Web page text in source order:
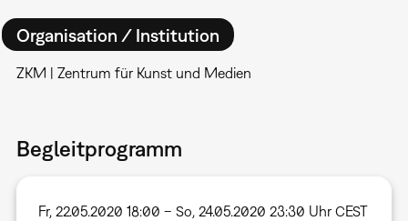
Organisation / Institution
ZKM | Zentrum für Kunst und Medien
Begleitprogramm
Fr, 22.05.2020 18:00 – So, 24.05.2020 23:30 Uhr CEST